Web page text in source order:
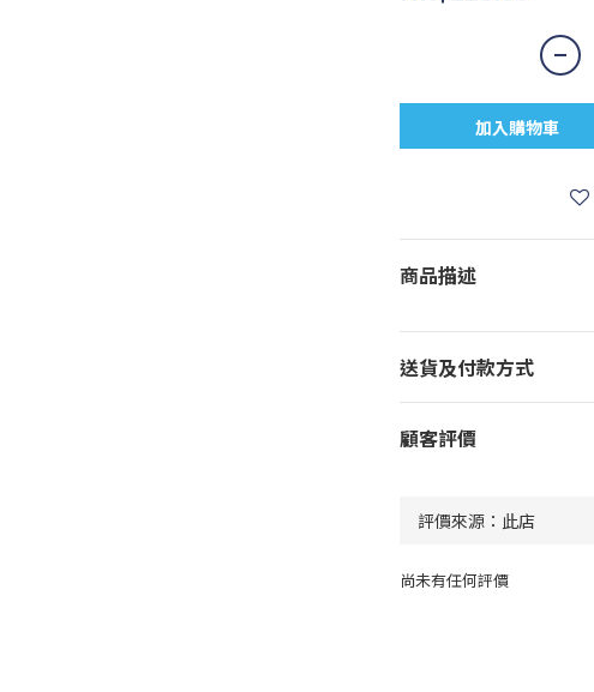
加入購物車
商品描述
送貨及付款方式
顧客評價
尚未有任何評價